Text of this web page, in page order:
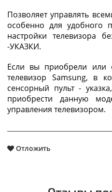
Позволяет управлять
особенно для удобного
настройки телевизора
-УКАЗКИ.
Если вы приобрели или
телевизор Samsung, в
сенсорный пульт -
приобрести данную
управления телевизором.
Отложить